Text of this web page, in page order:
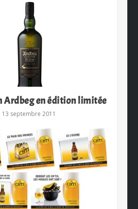
Ardbeg en édition limitée
13 septembre 2011